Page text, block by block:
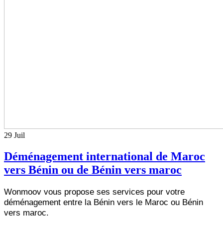
29 Juil
Déménagement international de Maroc
vers Bénin ou de Bénin vers maroc
Wonmoov vous propose ses services pour votre
déménagement entre la Bénin vers le Maroc ou Bénin
vers maroc.